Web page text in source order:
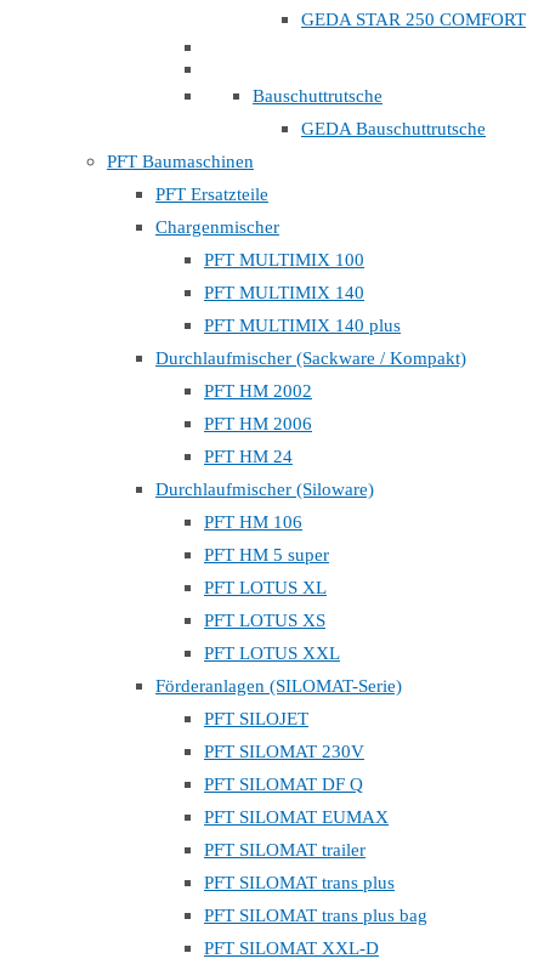
GEDA STAR 250 COMFORT
Bauschuttrutsche
GEDA Bauschuttrutsche
PFT Baumaschinen
PFT Ersatzteile
Chargenmischer
PFT MULTIMIX 100
PFT MULTIMIX 140
PFT MULTIMIX 140 plus
Durchlaufmischer (Sackware / Kompakt)
PFT HM 2002
PFT HM 2006
PFT HM 24
Durchlaufmischer (Siloware)
PFT HM 106
PFT HM 5 super
PFT LOTUS XL
PFT LOTUS XS
PFT LOTUS XXL
Förderanlagen (SILOMAT-Serie)
PFT SILOJET
PFT SILOMAT 230V
PFT SILOMAT DF Q
PFT SILOMAT EUMAX
PFT SILOMAT trailer
PFT SILOMAT trans plus
PFT SILOMAT trans plus bag
PFT SILOMAT XXL-D